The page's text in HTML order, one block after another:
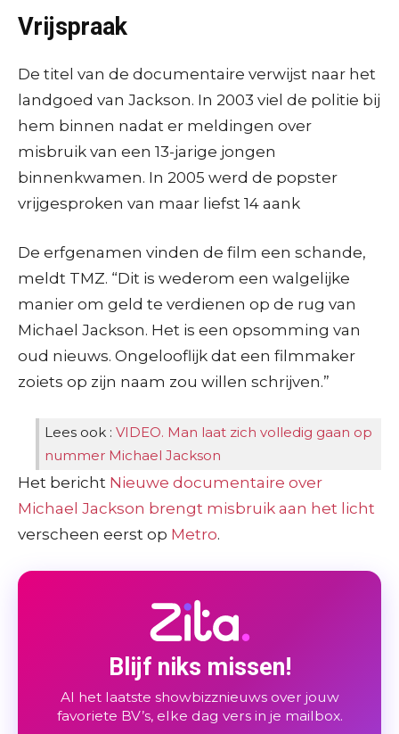
Vrijspraak
De titel van de documentaire verwijst naar het
landgoed van Jackson. In 2003 viel de politie bij
hem binnen nadat er meldingen over
misbruik van een 13-jarige jongen
binnenkwamen. In 2005 werd de popster
vrijgesproken van maar liefst 14 aank
De erfgenamen vinden de film een schande,
meldt TMZ. “Dit is wederom een walgelijke
manier om geld te verdienen op de rug van
Michael Jackson. Het is een opsomming van
oud nieuws. Ongelooflijk dat een filmmaker
zoiets op zijn naam zou willen schrijven.”
Lees ook : VIDEO. Man laat zich volledig gaan op
nummer Michael Jackson
Het bericht Nieuwe documentaire over
Michael Jackson brengt misbruik aan het licht
verscheen eerst op Metro.
Blijf niks missen!
Al het laatste showbizznieuws over jouw
favoriete BV’s, elke dag vers in je mailbox.